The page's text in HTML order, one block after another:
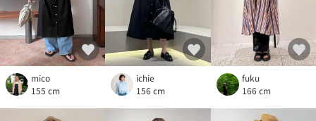
mico
155 cm
ichie
156 cm
fuku
166 cm